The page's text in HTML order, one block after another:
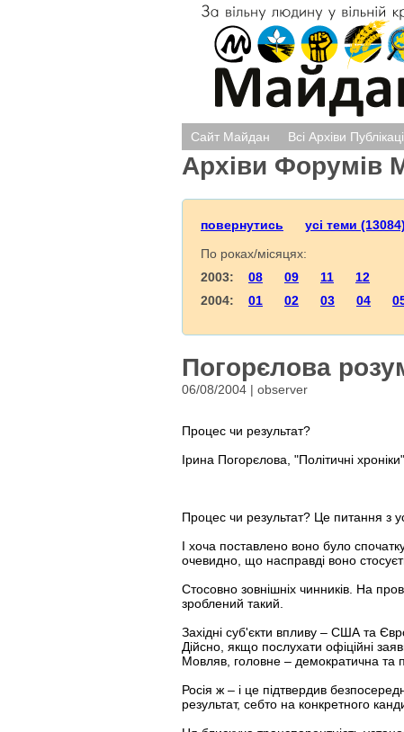
Сайт Майдан Всі Архіви
Архіви Форумів
повернутись
усі теми (13084)
По роках/місяцях:
2003: 08 09 11
12
2004: 01 02 03 04
Погорєлова
06/08/2004 | observer
Процес чи результат?
Ірина Погорєлова, "Політичні
Процес чи результат? Це питання з
І хоча поставлено воно було
очевидно, що насправді воно
Стосовно зовнішніх чинників. На
зроблений такий.
Західні суб'єкти впливу – США та
Дійсно, якщо послухати офіційні
Мовляв, головне – демократична та
Росія ж – і це підтвердив
результат, себто на конкретного